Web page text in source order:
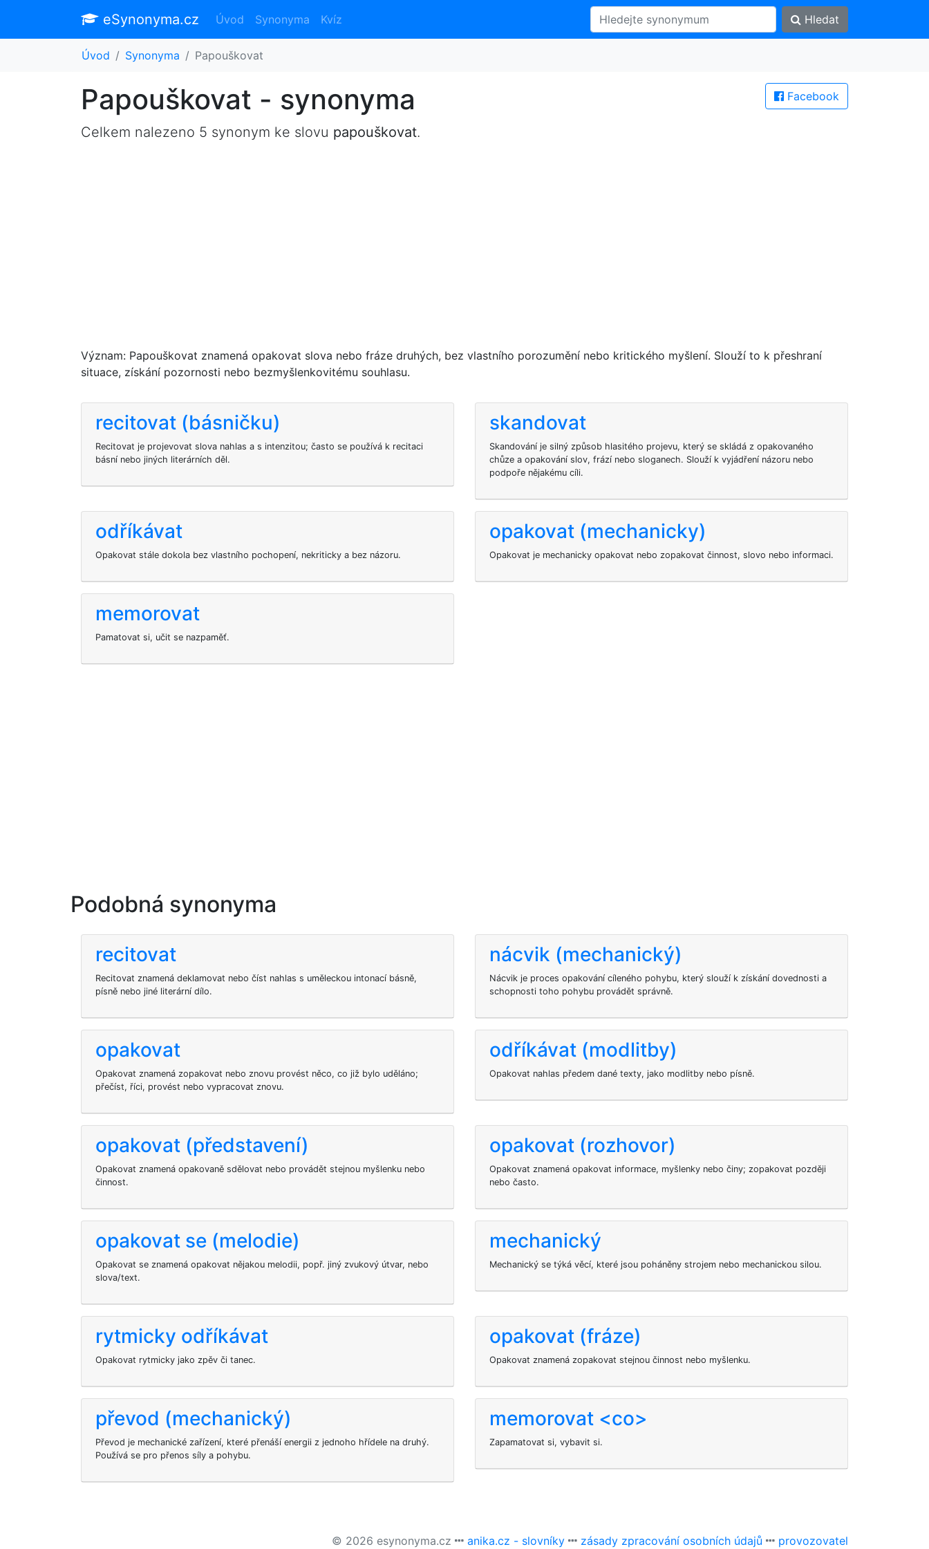
eSynonyma.cz Úvod Synonyma Kvíz Hledat
Úvod Synonyma Papouškovat
Facebook
Papouškovat - synonyma
Celkem nalezeno 5 synonym ke slovu papouškovat.
Význam: Papouškovat znamená opakovat slova nebo fráze druhých, bez vlastního porozumění nebo kritického myšlení. Slouží to k přeshraní
situace, získání pozornosti nebo bezmyšlenkovitému souhlasu.
recitovat (básničku)
Recitovat je projevovat slova nahlas a s intenzitou; často se používá k recitaci
básní nebo jiných literárních děl.
skandovat
Skandování je silný způsob hlasitého projevu, který se skládá z opakovaného
chůze a opakování slov, frází nebo sloganech. Slouží k vyjádření názoru nebo
podpoře nějakému cíli.
odříkávat
Opakovat stále dokola bez vlastního pochopení, nekriticky a bez názoru.
opakovat (mechanicky)
Opakovat je mechanicky opakovat nebo zopakovat činnost, slovo nebo informaci.
memorovat
Pamatovat si, učit se nazpaměť.
Podobná synonyma
recitovat
Recitovat znamená deklamovat nebo číst nahlas s uměleckou intonací básně,
písně nebo jiné literární dílo.
nácvik (mechanický)
Nácvik je proces opakování cíleného pohybu, který slouží k získání dovednosti a
schopnosti toho pohybu provádět správně.
opakovat
Opakovat znamená zopakovat nebo znovu provést něco, co již bylo uděláno;
přečíst, říci, provést nebo vypracovat znovu.
odříkávat (modlitby)
Opakovat nahlas předem dané texty, jako modlitby nebo písně.
opakovat (představení)
Opakovat znamená opakovaně sdělovat nebo provádět stejnou myšlenku nebo
činnost.
opakovat (rozhovor)
Opakovat znamená opakovat informace, myšlenky nebo činy; zopakovat později
nebo často.
opakovat se (melodie)
Opakovat se znamená opakovat nějakou melodii, popř. jiný zvukový útvar, nebo
slova/text.
mechanický
Mechanický se týká věcí, které jsou poháněny strojem nebo mechanickou silou.
rytmicky odříkávat
Opakovat rytmicky jako zpěv či tanec.
opakovat (fráze)
Opakovat znamená zopakovat stejnou činnost nebo myšlenku.
převod (mechanický)
Převod je mechanické zařízení, které přenáší energii z jednoho hřídele na druhý.
Používá se pro přenos síly a pohybu.
memorovat <co>
Zapamatovat si, vybavit si.
© 2026 esynonyma.cz anika.cz - slovníky zásady zpracování osobních údajů provozovatel